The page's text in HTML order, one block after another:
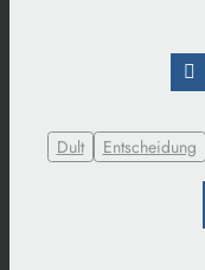
Dult Entscheidung